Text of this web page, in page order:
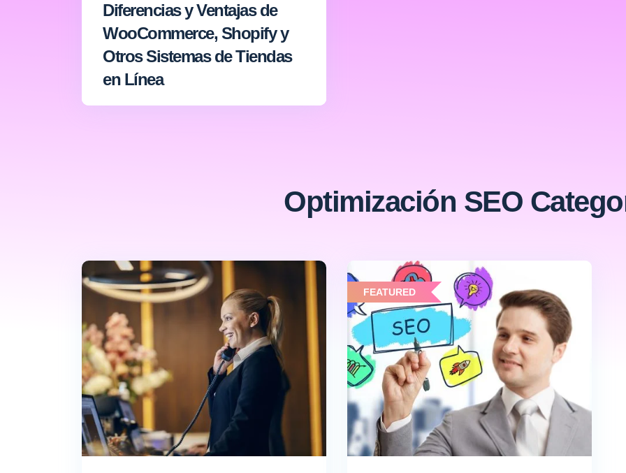
Diferencias y Ventajas de
WooCommerce, Shopify y
Otros Sistemas de Tiendas
en Línea
Optimización SEO